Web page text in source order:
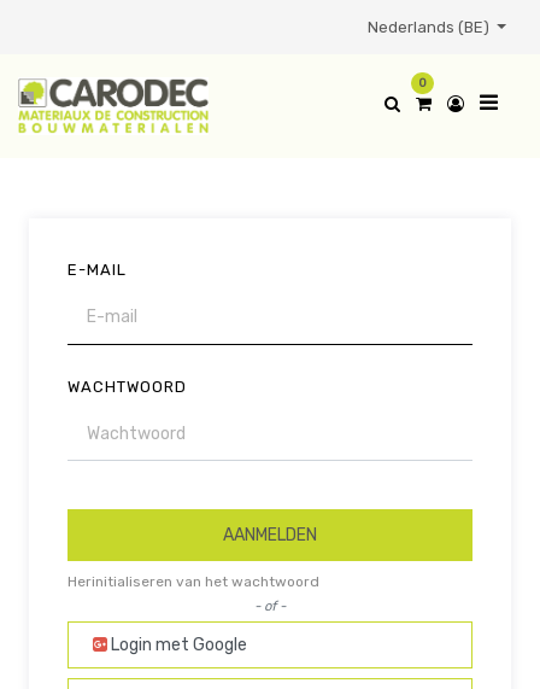
Nederlands (BE)
0
E-MAIL
WACHTWOORD
AANMELDEN
Herinitialiseren van het wachtwoord
- of -
Login met Google